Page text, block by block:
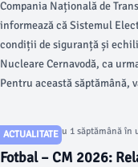
oprirea Unității 1 a
acoperit fără riscuri
Compania Națională de
informează că Sistemul
condiții de siguranță și
Nucleare Cernavodă, ca
Pentru această săptămână,
ACTUALITATE
Articol postat cu 1 săptămână în
Fotbal – CM 2026: